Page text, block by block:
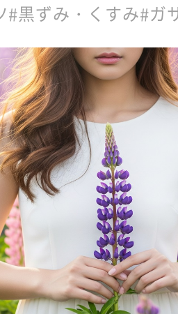
黒ずみ・くすみ ガ